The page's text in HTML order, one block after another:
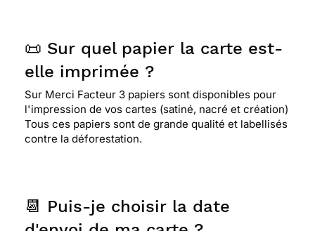
📜 Sur quel papier la carte est-
elle imprimée ?
Sur Merci Facteur 3 papiers sont disponibles pour
l'impression de vos cartes (satiné, nacré et création)
Tous ces papiers sont de grande qualité et labellisés
contre la déforestation.
📆 Puis-je choisir la date